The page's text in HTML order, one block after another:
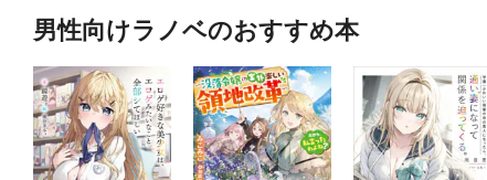
男性向けラノベのおすすめ本